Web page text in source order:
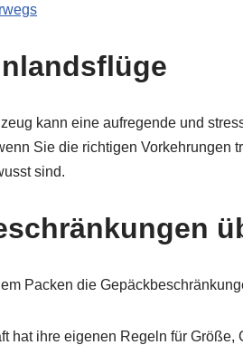
kann eine aufregende und
Sie die richtigen Vorkehrungen
sind.
Packen die
hat ihre eigenen Regeln für Größe,